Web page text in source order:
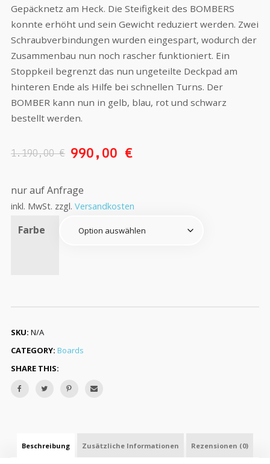
Gepäcknetz am Heck. Die Steifigkeit des BOMBERS
konnte erhöht und sein Gewicht reduziert werden. Zwei
Schraubverbindungen wurden eingespart, wodurch der
Zusammenbau nun noch rascher funktioniert. Ein
Stoppkeil begrenzt das nun ungeteilte Deckpad am
hinteren Ende als Hilfe bei schnellen Turns. Der
BOMBER kann nun in gelb, blau, rot und schwarz
bestellt werden.
1.190,00€ 990,00 €
nur auf Anfrage
inkl. MwSt. zzgl. Versandkosten
Farbe
SKU: N/A
CATEGORY: Boards
SHARE THIS:
Beschreibung Zusätzliche Informationen Rezensionen (0)